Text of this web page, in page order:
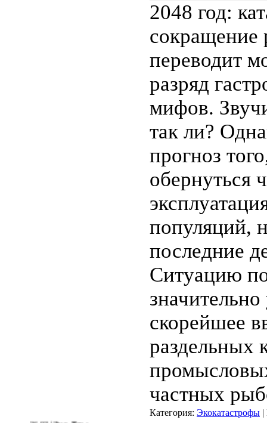
2048 год:
сокращение
переводит
разряд
мифов.
так ли?
прогноз
обернуться
популяций,
последние
Ситуацию
скорейшее
раздельных
частных
Категория: Экокатастрофы |